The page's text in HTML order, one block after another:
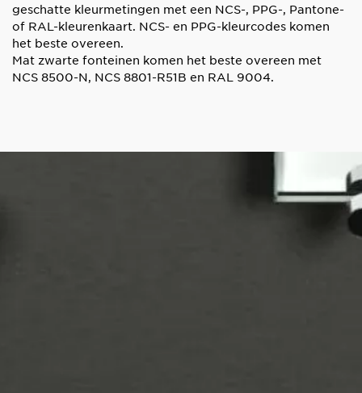
geschatte kleurmetingen met een NCS-, PPG-, Pantone-
of RAL-kleurenkaart. NCS- en PPG-kleurcodes komen
het beste overeen.
Mat zwarte fonteinen komen het beste overeen met
NCS 8500-N, NCS 8801-R51B en RAL 9004.